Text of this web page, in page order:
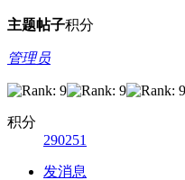
主题帖子积分
管理员
积分
290251
发消息